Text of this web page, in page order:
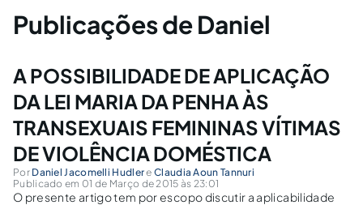
Publicações de Daniel
A POSSIBILIDADE DE APLICAÇÃO
DA LEI MARIA DA PENHA ÀS
TRANSEXUAIS FEMININAS VÍTIMAS
DE VIOLÊNCIA DOMÉSTICA
Por Daniel Jacomelli HudlereClaudia Aoun Tannuri
Publicado em 01 de Março de 2015 às 23:01
O presente artigo tem por escopo discutir a aplicabilidade